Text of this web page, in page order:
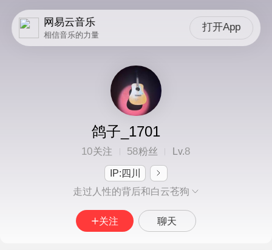
网易云音乐
相信音乐的力量
打开App
鸽子_1701
10关注 58粉丝 Lv.8
IP:四川
走过人性的背后和白云苍狗
关注 聊天